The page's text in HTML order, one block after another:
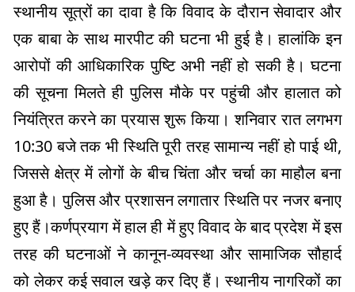
स्थानीय सूत्रों का दावा है कि विवाद के दौरान सेवादार और
एक बाबा के साथ मारपीट की घटना भी हुई है। हालांकि इन
आरोपों की आधिकारिक पुष्टि अभी नहीं हो सकी है। घटना
की सूचना मिलते ही पुलिस मौके पर पहुंची और हालात को
नियंत्रित करने का प्रयास शुरू किया। शनिवार रात लगभग
10:30 बजे तक भी स्थिति पूरी तरह सामान्य नहीं हो पाई थी,
जिससे क्षेत्र में लोगों के बीच चिंता और चर्चा का माहौल बना
हुआ है। पुलिस और प्रशासन लगातार स्थिति पर नजर बनाए
हुए हैं।कर्णप्रयाग में हाल ही में हुए विवाद के बाद प्रदेश में इस
तरह की घटनाओं ने कानून-व्यवस्था और सामाजिक सौहार्द
को लेकर कई सवाल खड़े कर दिए हैं। स्थानीय नागरिकों का